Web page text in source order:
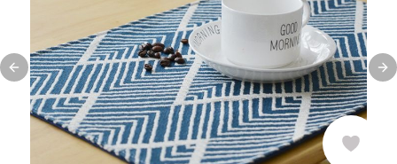
Previous slide